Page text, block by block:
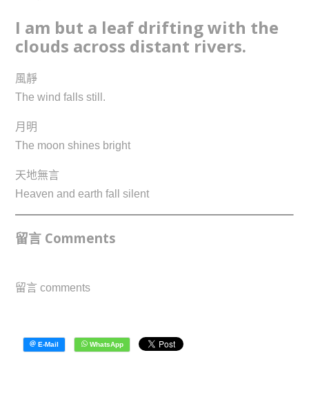
I am but a leaf drifting with the
clouds across distant rivers.
風靜
The wind falls still.
月明
The moon shines bright
天地無言
Heaven and earth fall silent
留言 Comments
留言 comments